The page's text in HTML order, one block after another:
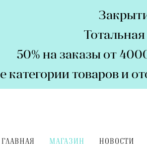
50% на заказы от
категории товаров и
ГЛАВНАЯ МАГАЗИН НОВОСТИ